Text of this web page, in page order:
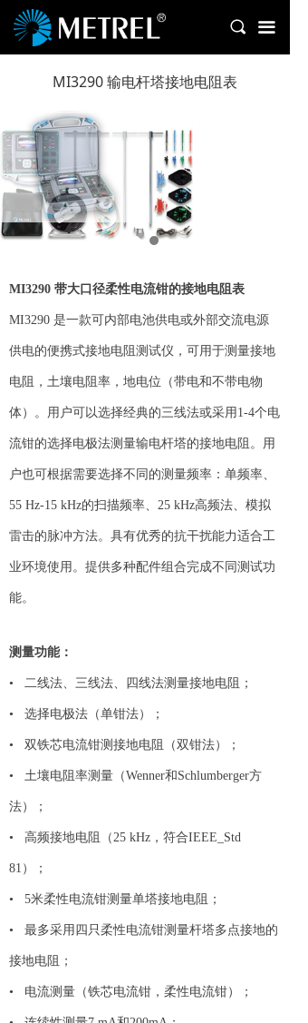
끀
首页
下载中心
售后服务
关于我们
끠
MI3290 输电杆塔接地电阻表
MI3290 带大口径柔性电流钳的接地电阻表
MI3290 是一款可内部电池供电或外部交流电源
供电的便携式接地电阻测试仪，可用于测量接地
电阻，土壤电阻率，地电位（带电和不带电物
体）。用户可以选择经典的三线法或采用1-4个电
流钳的选择电极法测量输电杆塔的接地电阻。用
户也可根据需要选择不同的测量频率：单频率、
55 Hz-15 kHz的扫描频率、25 kHz高频法、模拟
雷击的脉冲方法。具有优秀的抗干扰能力适合工
业环境使用。提供多种配件组合完成不同测试功
能。
测量功能：
• 二线法、三线法、四线法测量接地电阻；
• 选择电极法（单钳法）；
• 双铁芯电流钳测接地电阻（双钳法）；
• 土壤电阻率测量（Wenner和Schlumberger方
法）；
• 高频接地电阻（25 kHz，符合IEEE_Std
81）；
• 5米柔性电流钳测量单塔接地电阻；
• 最多采用四只柔性电流钳测量杆塔多点接地的
接地电阻；
• 电流测量（铁芯电流钳，柔性电流钳）；